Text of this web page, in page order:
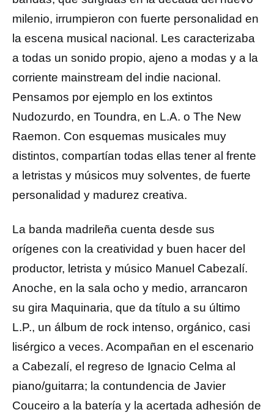
milenio, irrumpieron con fuerte personalidad en
la escena musical nacional. Les caracterizaba
a todas un sonido propio, ajeno a modas y a la
corriente mainstream del indie nacional.
Pensamos por ejemplo en los extintos
Nudozurdo, en Toundra, en L.A. o The New
Raemon. Con esquemas musicales muy
distintos, compartían todas ellas tener al frente
a letristas y músicos muy solventes, de fuerte
personalidad y madurez creativa.
La banda madrileña cuenta desde sus
orígenes con la creatividad y buen hacer del
productor, letrista y músico Manuel Cabezalí.
Anoche, en la sala ocho y medio, arrancaron
su gira Maquinaria, que da título a su último
L.P., un álbum de rock intenso, orgánico, casi
lisérgico a veces. Acompañan en el escenario
a Cabezalí, el regreso de Ignacio Celma al
piano/guitarra; la contundencia de Javier
Couceiro a la batería y la acertada adhesión de